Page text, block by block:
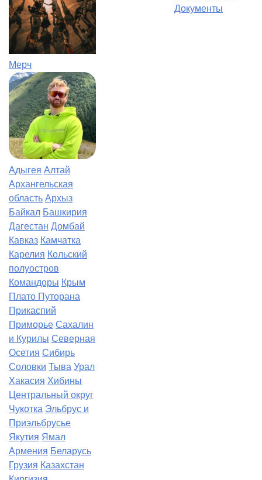
Мерч
Адыгея Алтай
Архангельская
область Архыз
Байкал Башкирия
Дагестан Домбай
Кавказ Камчатка
Карелия Кольский
полуостров
Командоры Крым
Плато Путорана
Прикаспий
Приморье Сахалин
и Курилы Северная
Осетия Сибирь
Соловки Тыва Урал
Хакасия Хибины
Центральный округ
Чукотка Эльбрус и
Приэльбрусье
Якутия Ямал
Армения Беларусь
Грузия Казахстан
Документы